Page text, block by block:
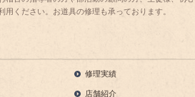
用ください。お道具の修理も承っております。
修理実績
店舗紹介